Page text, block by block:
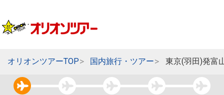
オリオンツアーTOP 国内旅行・ツアー 東京(羽田)発富